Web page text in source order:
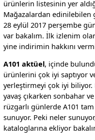
ürünlerin listesinin yer
Mağazalardan edinilebilen
28 eylül 2017 perşembe
var bakalım. İlk izlenim
yine indirimin hakkını
A101 aktüel, içinde
ürünlerini çok iyi saptıyor
yerleştirmeyi çok iyi biliyor.
yavaş çıkarken sonbahar
rüzgarlı günlerde A101
sunuyor. Peki neler
kataloglarına ekliyor